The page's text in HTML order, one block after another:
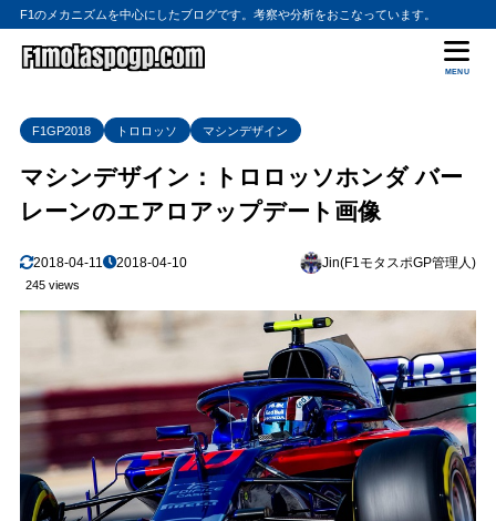
F1のメカニズムを中心にしたブログです。考察や分析をおこなっています。
MENU
F1GP2018 トロロッソ マシンデザイン
マシンデザイン：トロロッソホンダ バー
レーンのエアロアップデート画像
2018-04-11 2018-04-10 Jin(F1モタスポGP管理人)
245 views